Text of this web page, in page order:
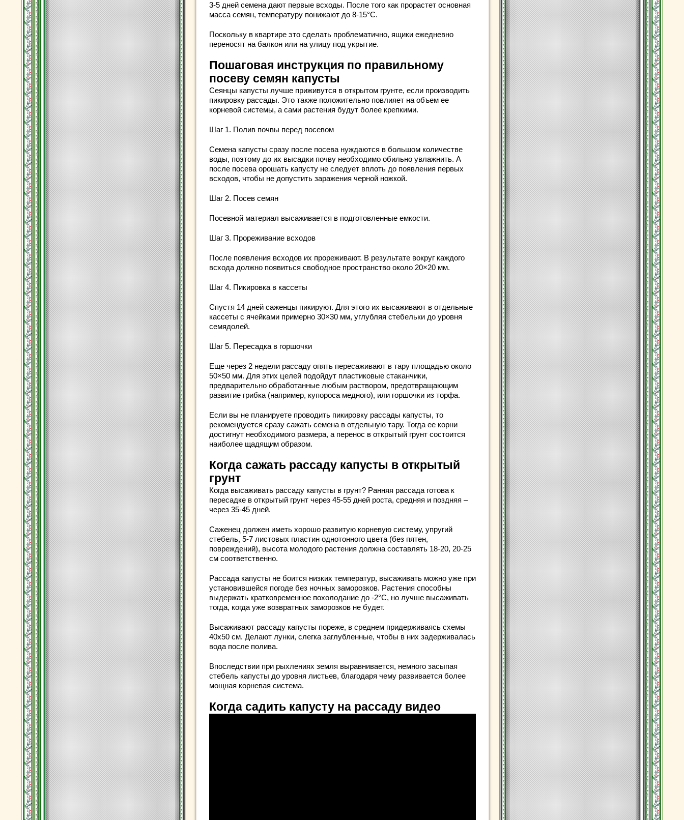
3-5 дней семена дают первые всходы. После того как прорастет основная
масса семян, температуру понижают до 8-15°C.
Поскольку в квартире это сделать проблематично, ящики ежедневно
переносят на балкон или на улицу под укрытие.
Пошаговая инструкция по правильному
посеву семян капусты
Сеянцы капусты лучше приживутся в открытом грунте, если производить
пикировку рассады. Это также положительно повлияет на объем ее
корневой системы, а сами растения будут более крепкими.
Шаг 1. Полив почвы перед посевом
Семена капусты сразу после посева нуждаются в большом количестве
воды, поэтому до их высадки почву необходимо обильно увлажнить. А
после посева орошать капусту не следует вплоть до появления первых
всходов, чтобы не допустить заражения черной ножкой.
Шаг 2. Посев семян
Посевной материал высаживается в подготовленные емкости.
Шаг 3. Прореживание всходов
После появления всходов их прореживают. В результате вокруг каждого
всхода должно появиться свободное пространство около 20×20 мм.
Шаг 4. Пикировка в кассеты
Спустя 14 дней саженцы пикируют. Для этого их высаживают в отдельные
кассеты с ячейками примерно 30×30 мм, углубляя стебельки до уровня
семядолей.
Шаг 5. Пересадка в горшочки
Еще через 2 недели рассаду опять пересаживают в тару площадью около
50×50 мм. Для этих целей подойдут пластиковые стаканчики,
предварительно обработанные любым раствором, предотвращающим
развитие грибка (например, купороса медного), или горшочки из торфа.
Если вы не планируете проводить пикировку рассады капусты, то
рекомендуется сразу сажать семена в отдельную тару. Тогда ее корни
достигнут необходимого размера, а перенос в открытый грунт состоится
наиболее щадящим образом.
Когда сажать рассаду капусты в открытый
грунт
Когда высаживать рассаду капусты в грунт? Ранняя рассада готова к
пересадке в открытый грунт через 45-55 дней роста, средняя и поздняя –
через 35-45 дней.
Саженец должен иметь хорошо развитую корневую систему, упругий
стебель, 5-7 листовых пластин однотонного цвета (без пятен,
повреждений), высота молодого растения должна составлять 18-20, 20-25
см соответственно.
Рассада капусты не боится низких температур, высаживать можно уже при
установившейся погоде без ночных заморозков. Растения способны
выдержать кратковременное похолодание до -2°С, но лучше высаживать
тогда, когда уже возвратных заморозков не будет.
Высаживают рассаду капусты пореже, в среднем придерживаясь схемы
40х50 см. Делают лунки, слегка заглубленные, чтобы в них задерживалась
вода после полива.
Впоследствии при рыхлениях земля выравнивается, немного засыпая
стебель капусты до уровня листьев, благодаря чему развивается более
мощная корневая система.
Когда садить капусту на рассаду видео